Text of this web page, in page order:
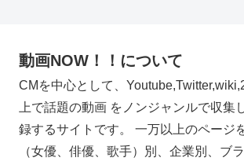
動画NOW！！について
CMを中心として、
上で話題の動画 をノンジャンルで収集
録するサイトです。 一万以上のページ
（女優、俳優、歌手）別、企業別、ブ